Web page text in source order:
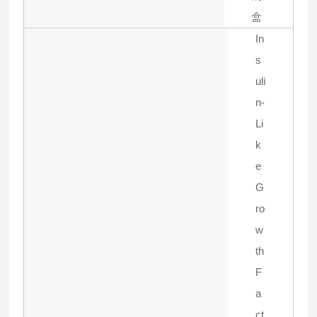
盒
In
s
uli
n-
Li
k
e
G
ro
w
th
F
a
ct